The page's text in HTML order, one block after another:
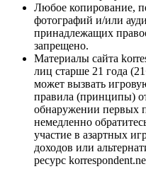
Любое копирование,
фотографий и/или
принадлежащих
запрещено.
Материалы сайта
лиц старше 21 года
может вызвать
правила (принципы)
обнаружении первых
немедленно
участие в азартных
доходов или
ресурс